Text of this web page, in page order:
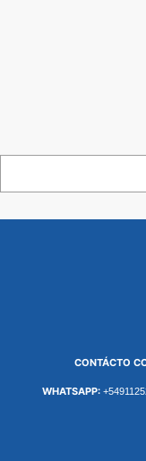
CONTÁCTO
WHATSAPP: